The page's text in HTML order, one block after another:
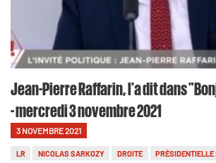
Jean-Pierre Raffarin, l'a dit dans
- mercredi 3 novembre 2021
3 NOVEMBRE 2021
LR NICOLAS SARKOZY DROITE